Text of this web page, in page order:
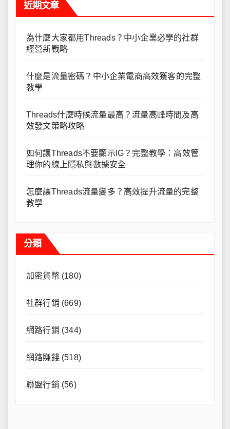
近期文章
為什麼大家都用Threads？中小企業必學的社群
經營新戰略
什麼是流量密碼？中小企業電商高效獲客的完整
教學
Threads什麼時候流量最高？流量高峰時間及高
效發文策略攻略
如何讓Threads不要顯示IG？完整教學：高效管
理你的線上隱私與數據安全
怎麼讓Threads流量變多？高效提升流量的完整
教學
分類
加密貨幣(180)
社群行銷 (669)
網路行銷 (344)
網路賺錢(518)
聯盟行銷 (56)